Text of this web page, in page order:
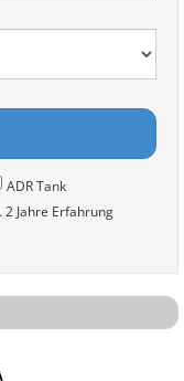
ADR Tank
2 Jahre Erfahrung